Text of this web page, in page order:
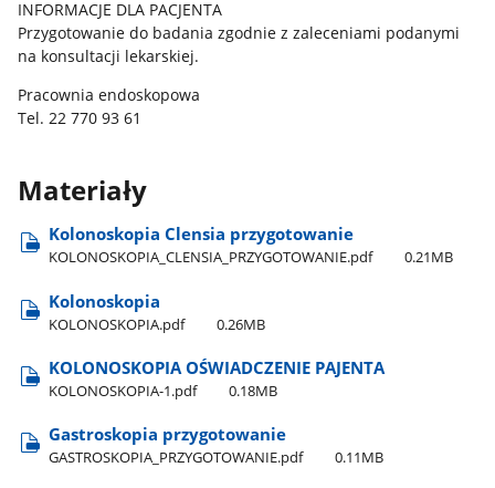
INFORMACJE DLA PACJENTA
Przygotowanie do badania zgodnie z zaleceniami podanymi
na konsultacji lekarskiej.
Pracownia endoskopowa
Tel. 22 770 93 61
Materiały
Kolonoskopia Clensia przygotowanie
KOLONOSKOPIA​_CLENSIA​_PRZYGOTOWANIE.pdf 0.21MB
Kolonoskopia
KOLONOSKOPIA.pdf 0.26MB
KOLONOSKOPIA OŚWIADCZENIE PAJENTA
KOLONOSKOPIA-1.pdf 0.18MB
Gastroskopia przygotowanie
GASTROSKOPIA​_PRZYGOTOWANIE.pdf 0.11MB